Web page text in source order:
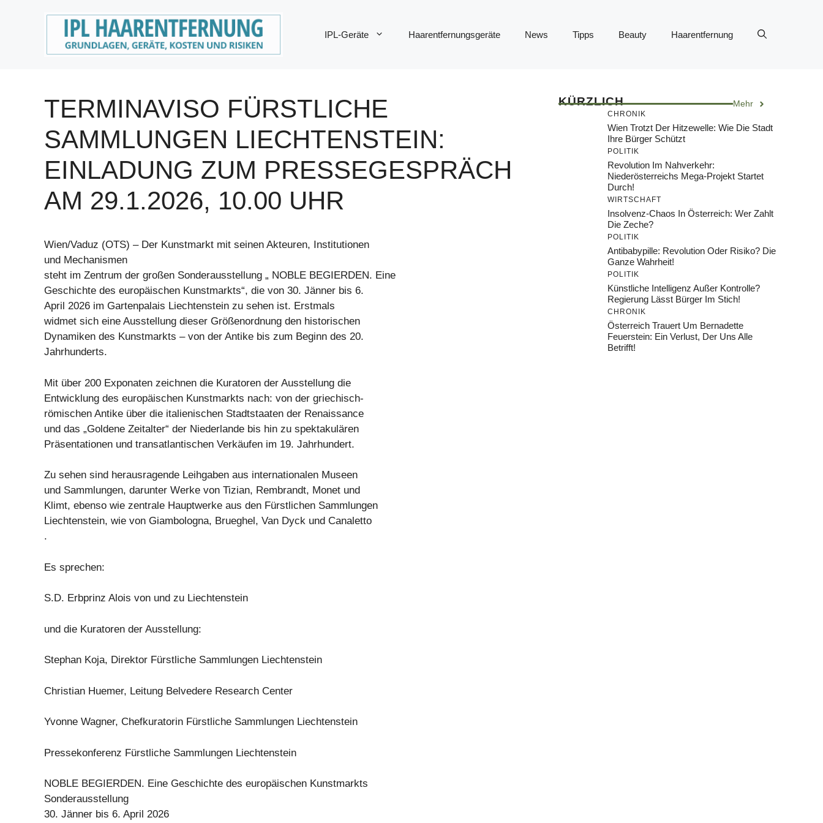
IPL-Geräte Haarentfernungsgeräte News Tipps Beauty Haarentfernung
TERMINAVISO FÜRSTLICHE
SAMMLUNGEN LIECHTENSTEIN:
EINLADUNG ZUM PRESSEGESPRÄCH
AM 29.1.2026, 10.00 UHR
Wien/Vaduz (OTS) – Der Kunstmarkt mit seinen Akteuren, Institutionen
und Mechanismen
steht im Zentrum der großen Sonderausstellung „ NOBLE BEGIERDEN. Eine
Geschichte des europäischen Kunstmarkts“, die von 30. Jänner bis 6.
April 2026 im Gartenpalais Liechtenstein zu sehen ist. Erstmals
widmet sich eine Ausstellung dieser Größenordnung den historischen
Dynamiken des Kunstmarkts – von der Antike bis zum Beginn des 20.
Jahrhunderts.
Mit über 200 Exponaten zeichnen die Kuratoren der Ausstellung die
Entwicklung des europäischen Kunstmarkts nach: von der griechisch-
römischen Antike über die italienischen Stadtstaaten der Renaissance
und das „Goldene Zeitalter“ der Niederlande bis hin zu spektakulären
Präsentationen und transatlantischen Verkäufen im 19. Jahrhundert.
Zu sehen sind herausragende Leihgaben aus internationalen Museen
und Sammlungen, darunter Werke von Tizian, Rembrandt, Monet und
Klimt, ebenso wie zentrale Hauptwerke aus den Fürstlichen Sammlungen
Liechtenstein, wie von Giambologna, Brueghel, Van Dyck und Canaletto
.
Es sprechen:
S.D. Erbprinz Alois von und zu Liechtenstein
und die Kuratoren der Ausstellung:
Stephan Koja, Direktor Fürstliche Sammlungen Liechtenstein
Christian Huemer, Leitung Belvedere Research Center
Yvonne Wagner, Chefkuratorin Fürstliche Sammlungen Liechtenstein
Pressekonferenz Fürstliche Sammlungen Liechtenstein
NOBLE BEGIERDEN. Eine Geschichte des europäischen Kunstmarkts
Sonderausstellung
30. Jänner bis 6. April 2026
KÜRZLICH Mehr
CHRONIK
Wien Trotzt Der Hitzewelle: Wie Die Stadt
Ihre Bürger Schützt
POLITIK
Revolution Im Nahverkehr:
Niederösterreichs Mega-Projekt Startet
Durch!
WIRTSCHAFT
Insolvenz-Chaos In Österreich: Wer Zahlt
Die Zeche?
POLITIK
Antibabypille: Revolution Oder Risiko? Die
Ganze Wahrheit!
POLITIK
Künstliche Intelligenz Außer Kontrolle?
Regierung Lässt Bürger Im Stich!
CHRONIK
Österreich Trauert Um Bernadette
Feuerstein: Ein Verlust, Der Uns Alle
Betrifft!